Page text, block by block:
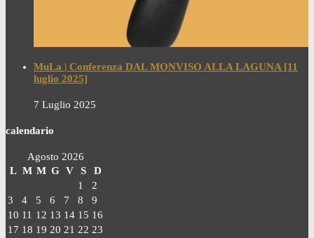
MuLa | Conferenza DAL MONVISO ALLA LAGUNA [11
luglio 2025]
7 Luglio 2025
calendario
Agosto 2026
L M M G V S
D
1
2
3
4 5 6 7 8
9
10 11 12 13 14 15 16
17 18 19 20 21 22 23